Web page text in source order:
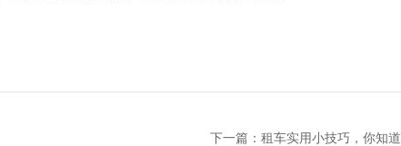
下一篇： 租车实用小技巧，你知